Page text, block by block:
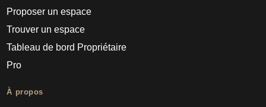
Proposer un espace
Trouver un espace
Tableau de bord Propriétaire
Pro
À propos